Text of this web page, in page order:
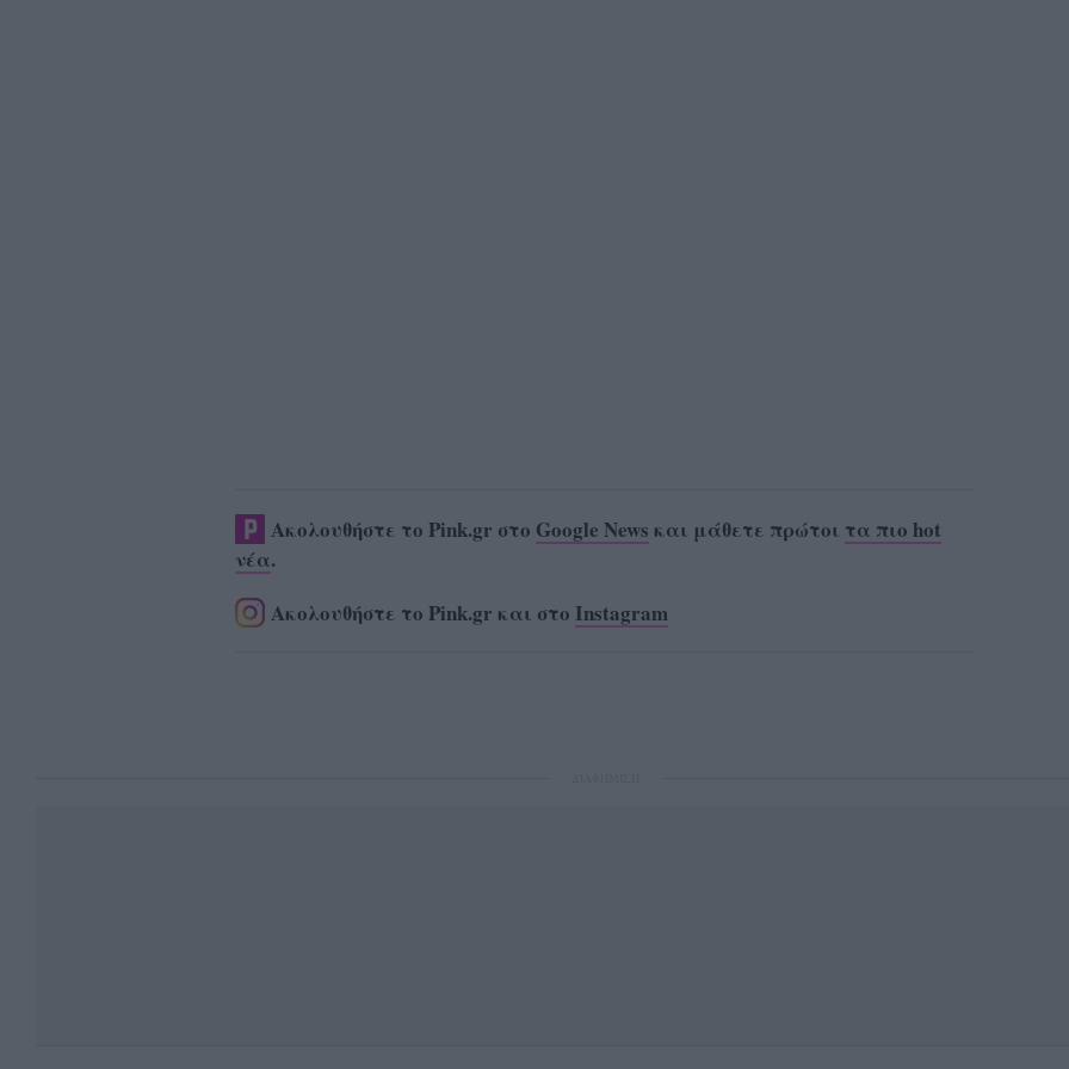
Ακολουθήστε το Pink.gr στο Google News και μάθετε πρώτοι τα πιο hot
νέα.
Ακολουθήστε το Pink.gr και στο Instagram